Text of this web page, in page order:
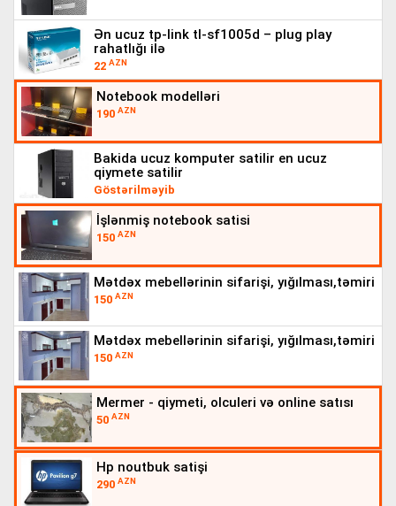
ən ucuz tp-link tl-sf1005d – plug play
rahatlığı i̇lə
22 AZN
notebook modelləri
190 AZN
bakida ucuz komputer satilir en ucuz
qiymete satilir
Göstərilməyib
i̇şlənmiş notebook satisi
150 AZN
mətdəx mebellərinin sifarişi, yığılması,təmiri
150 AZN
mətdəx mebellərinin sifarişi, yığılması,təmiri
150 AZN
mermer - qiymeti, olculeri və online satısı
50 AZN
hp noutbuk satişi
290 AZN